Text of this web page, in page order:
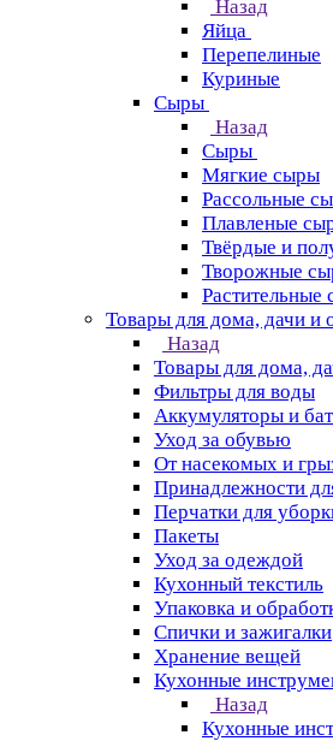
Назад
Яйца
Перепелиные
Куриные
Сыры
Назад
Сыры
Мягкие сыры
Рассольные
Плавленые
Твёрдые и
Творожные
Растительные
Товары для дома, дачи и
Назад
Товары для дома,
Фильтры для воды
Аккумуляторы и
Уход за обувью
От насекомых и
Принадлежности
Перчатки для
Пакеты
Уход за одеждой
Кухонный текстиль
Упаковка и
Спички и зажигалки
Хранение вещей
Кухонные
Назад
Кухонные